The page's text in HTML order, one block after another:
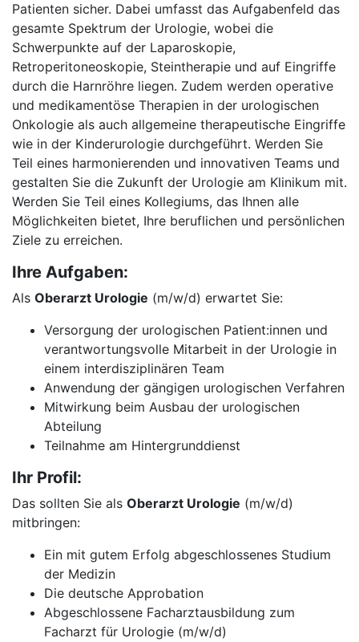
Patienten sicher. Dabei umfasst das Aufgabenfeld das
gesamte Spektrum der Urologie, wobei die
Schwerpunkte auf der Laparoskopie,
Retroperitoneoskopie, Steintherapie und auf Eingriffe
durch die Harnröhre liegen. Zudem werden operative
und medikamentöse Therapien in der urologischen
Onkologie als auch allgemeine therapeutische Eingriffe
wie in der Kinderurologie durchgeführt. Werden Sie
Teil eines harmonierenden und innovativen Teams und
gestalten Sie die Zukunft der Urologie am Klinikum mit.
Werden Sie Teil eines Kollegiums, das Ihnen alle
Möglichkeiten bietet, Ihre beruflichen und persönlichen
Ziele zu erreichen.
Ihre Aufgaben:
Als Oberarzt Urologie (m/w/d) erwartet Sie:
Versorgung der urologischen Patient:innen und
verantwortungsvolle Mitarbeit in der Urologie in
einem interdisziplinären Team
Anwendung der gängigen urologischen Verfahren
Mitwirkung beim Ausbau der urologischen
Abteilung
Teilnahme am Hintergrunddienst
Ihr Profil:
Das sollten Sie als Oberarzt Urologie (m/w/d)
mitbringen:
Ein mit gutem Erfolg abgeschlossenes Studium
der Medizin
Die deutsche Approbation
Abgeschlossene Facharztausbildung zum
Facharzt für Urologie (m/w/d)